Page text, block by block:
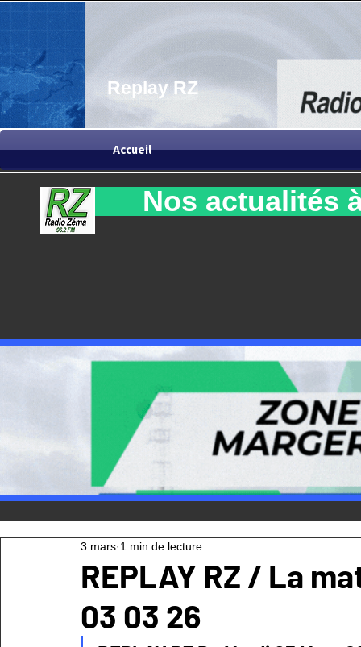
Replay RZ
Accueil
Nos actualités
REPLAY RZ / La
03 03 26
3 mars 1 min de lecture